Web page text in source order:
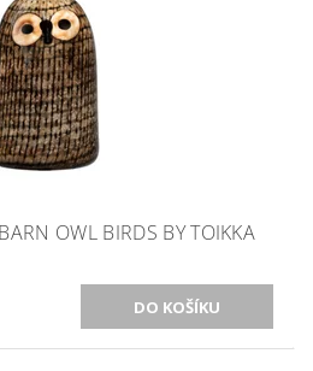
OWL BIRDS BY TOIKKA